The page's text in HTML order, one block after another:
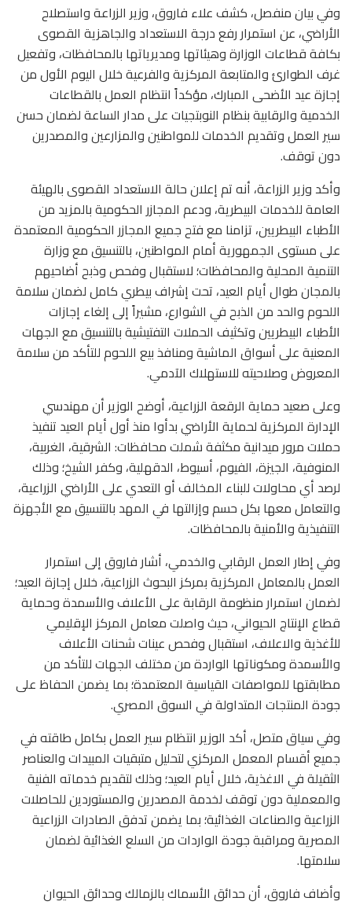
وفي بيان منفصل، كشف علاء فاروق، وزير الزراعة واستصلاح
الأراضي، عن استمرار رفع درجة الاستعداد والجاهزية القصوى
بكافة قطاعات الوزارة وهيئاتها ومديرياتها بالمحافظات، وتفعيل
غرف الطوارئ والمتابعة المركزية والفرعية خلال اليوم الأول من
إجازة عيد الأضحى المبارك، مؤكداً انتظام العمل بالقطاعات
الخدمية والرقابية بنظام النوبتجيات على مدار الساعة لضمان حسن
سير العمل وتقديم الخدمات للمواطنين والمزارعين والمصدرين
دون توقف.
وأكد وزير الزراعة، أنه تم إعلان حالة الاستعداد القصوى بالهيئة
العامة للخدمات البيطرية، ودعم المجازر الحكومية بالمزيد من
الأطباء البيطريين، تزامنا مع فتح جميع المجازر الحكومية المعتمدة
على مستوى الجمهورية أمام المواطنين، بالتنسيق مع وزارة
التنمية المحلية والمحافظات؛ لاستقبال وفحص وذبح أضاحيهم
بالمجان طوال أيام العيد، تحت إشراف بيطري كامل لضمان سلامة
اللحوم والحد من الذبح في الشوارع، مشيراً إلى إلغاء إجازات
الأطباء البيطريين وتكثيف الحملات التفتيشية بالتنسيق مع الجهات
المعنية على أسواق الماشية ومنافذ بيع اللحوم للتأكد من سلامة
المعروض وصلاحيته للاستهلاك الآدمي.
وعلى صعيد حماية الرقعة الزراعية، أوضح الوزير أن مهندسي
الإدارة المركزية لحماية الأراضي بدأوا منذ أول أيام العيد تنفيذ
حملات مرور ميدانية مكثفة شملت محافظات: الشرقية، الغربية،
المنوفية، الجيزة، الفيوم، أسيوط، الدقهلية، وكفر الشيخ؛ وذلك
لرصد أي محاولات للبناء المخالف أو التعدي على الأراضي الزراعية،
والتعامل معها بكل حسم وإزالتها في المهد بالتنسيق مع الأجهزة
التنفيذية والأمنية بالمحافظات.
وفي إطار العمل الرقابي والخدمي، أشار فاروق إلى استمرار
العمل بالمعامل المركزية بمركز البحوث الزراعية، خلال إجازة العيد؛
لضمان استمرار منظومة الرقابة على الأعلاف والأسمدة وحماية
قطاع الإنتاج الحيواني، حيث واصلت معامل المركز الإقليمي
للأغذية والاعلاف، استقبال وفحص عينات شحنات الأعلاف
والأسمدة ومكوناتها الواردة من مختلف الجهات للتأكد من
مطابقتها للمواصفات القياسية المعتمدة؛ بما يضمن الحفاظ على
جودة المنتجات المتداولة في السوق المصري.
وفي سياق متصل، أكد الوزير انتظام سير العمل بكامل طاقته في
جميع أقسام المعمل المركزي لتحليل متبقيات المبيدات والعناصر
الثقيلة في الاغذية، خلال أيام العيد؛ وذلك لتقديم خدماته الفنية
والمعملية دون توقف لخدمة المصدرين والمستوردين للحاصلات
الزراعية والصناعات الغذائية؛ بما يضمن تدفق الصادرات الزراعية
المصرية ومراقبة جودة الواردات من السلع الغذائية لضمان
سلامتها.
وأضاف فاروق، أن حدائق الأسماك بالزمالك وحدائق الحيوان